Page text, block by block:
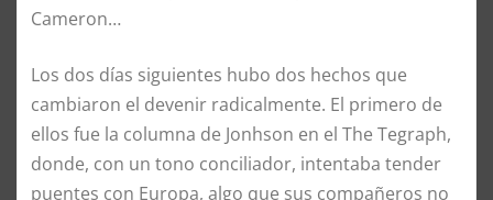
Cameron…
Los dos días siguientes hubo dos hechos que
cambiaron el devenir radicalmente. El primero de
ellos fue la columna de Jonhson en el The Tegraph,
donde, con un tono conciliador, intentaba tender
puentes con Europa, algo que sus compañeros no